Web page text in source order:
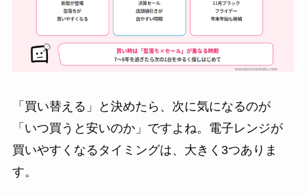
「買い替える」と決めたら、次に気になるのが
「いつ買うと安いのか」ですよね。電子レンジが
買いやすくなるタイミングは、大きく3つありま
す。